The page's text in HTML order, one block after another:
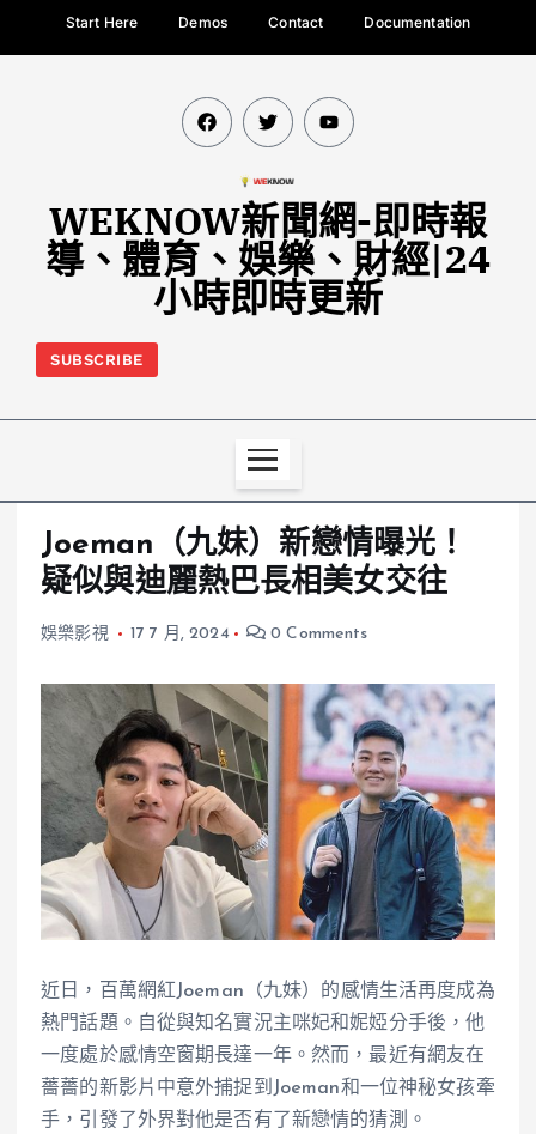
Start Here Demos Contact Documentation
WEKNOW新聞網-即時報
導、體育、娛樂、財經|24
小時即時更新
SUBSCRIBE
Joeman（九妹）新戀情曝光！
疑似與迪麗熱巴長相美女交往
娛樂影視 17 7 月, 2024 0 Comments
近日，百萬網紅Joeman（九妹）的感情生活再度成為
熱門話題。自從與知名實況主咪妃和妮婭分手後，他
一度處於感情空窗期長達一年。然而，最近有網友在
薔薔的新影片中意外捕捉到Joeman和一位神秘女孩牽
手，引發了外界對他是否有了新戀情的猜測。